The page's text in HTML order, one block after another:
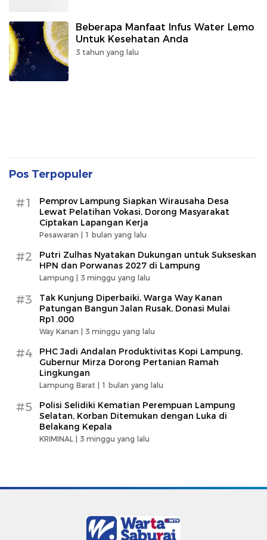
Beberapa Manfaat Infus Water Lemo
Untuk Kesehatan Anda
3 tahun yang lalu
Pos Terpopuler
#1
Pemprov Lampung Siapkan Wirausaha Desa
Lewat Pelatihan Vokasi, Dorong Masyarakat
Ciptakan Lapangan Kerja
Pesawaran | 1 bulan yang lalu
#2
Putri Zulhas Nyatakan Dukungan untuk Sukseskan
HPN dan Porwanas 2027 di Lampung
Lampung | 3 minggu yang lalu
#3
Tak Kunjung Diperbaiki, Warga Way Kanan
Patungan Bangun Jalan Rusak, Donasi Mulai
Rp1.000
Way Kanan | 3 minggu yang lalu
#4
PHC Jadi Andalan Produktivitas Kopi Lampung,
Gubernur Mirza Dorong Pertanian Ramah
Lingkungan
Lampung Barat | 1 bulan yang lalu
#5
Polisi Selidiki Kematian Perempuan Lampung
Selatan, Korban Ditemukan dengan Luka di
Belakang Kepala
KRIMINAL | 3 minggu yang lalu